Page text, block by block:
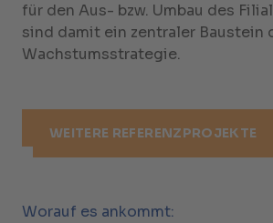
für den Aus- bzw. Umbau des
sind damit ein zentraler Baustein
Wachstumsstrategie.
WEITERE REFERENZPROJEKTE
Worauf es ankommt: